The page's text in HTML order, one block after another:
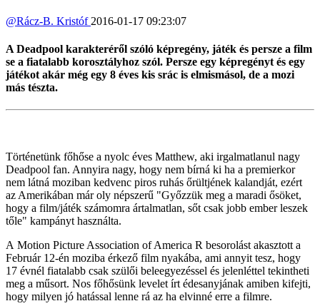
@Rácz-B. Kristóf 2016-01-17 09:23:07
A Deadpool karakteréről szóló képregény, játék és persze a film
se a fiatalabb korosztályhoz szól. Persze egy képregényt és egy
játékot akár még egy 8 éves kis srác is elmismásol, de a mozi
más tészta.
Történetünk főhőse a nyolc éves Matthew, aki irgalmatlanul nagy
Deadpool fan. Annyira nagy, hogy nem bírná ki ha a premierkor
nem látná moziban kedvenc piros ruhás őrültjének kalandját, ezért
az Amerikában már oly népszerű "Győzzük meg a maradi ősöket,
hogy a film/játék számomra ártalmatlan, sőt csak jobb ember leszek
tőle" kampányt használta.
A Motion Picture Association of America R besorolást akasztott a
Február 12-én moziba érkező film nyakába, ami annyit tesz, hogy
17 évnél fiatalabb csak szülői beleegyezéssel és jelenléttel tekintheti
meg a műsort. Nos főhősünk levelet írt édesanyjának amiben kifejti,
hogy milyen jó hatással lenne rá az ha elvinné erre a filmre.